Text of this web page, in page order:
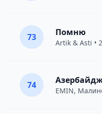
73 Помню
Artik & Asti •
74
EMIN,